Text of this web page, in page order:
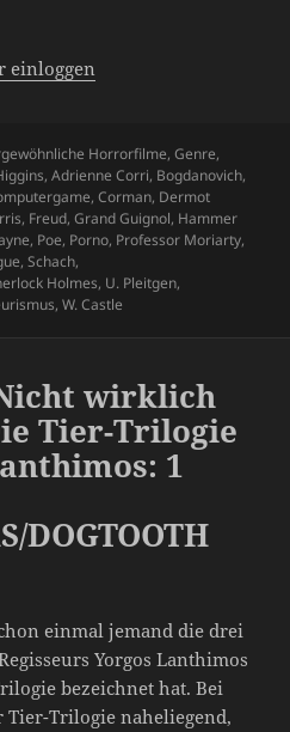
einloggen
Horrorfilme,Genre,
,Adrienne Corri, Bogdanovich,
,Corman, Dermot
, Freud,Grand Guignol, Hammer
, Poe, Porno, Professor Moriarty,
,Schach,
Holmes, U. Pleitgen,
,W. Castle
wirklich
Tier-Trilogie
1
DOGTOOTH
einmal jemand die drei
Yorgos Lanthimos
bezeichnet hat. Bei
Tier-Trilogie naheliegend,